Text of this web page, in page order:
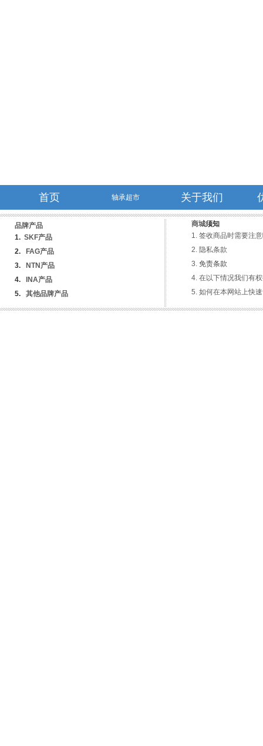
首页 轴承超市 关于我们
商城须知
签收商品时需要注
隐私条款
免责条款
在以下情况我们有
如何在本网站上快
品牌产品
1. SKF产品
2.
FAG产品
3.
NTN产品
4.
INA产品
5. 其他品牌产品